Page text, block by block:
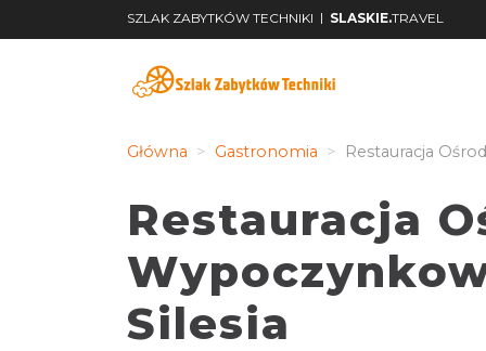
SZLAK ZABYTKÓW TECHNIKI | SLASKIE.TRAVEL
Główna Gastronomia Restauracja
Restauracja
Silesia